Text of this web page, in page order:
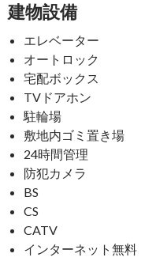
建物設備
エレベーター
オートロック
宅配ボックス
TVドアホン
駐輪場
敷地内ゴミ置き場
24時間管理
防犯カメラ
BS
CS
CATV
インターネット無料